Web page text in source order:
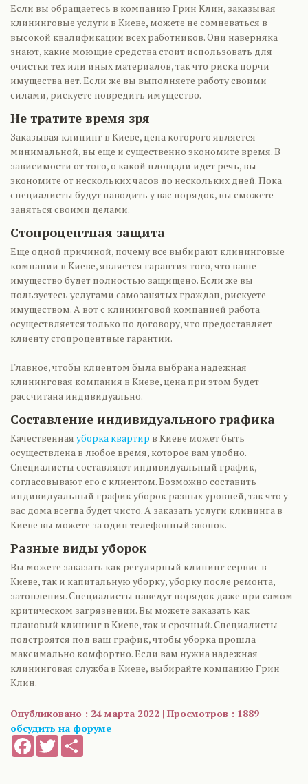
Если вы обращаетесь в компанию Грин Клин, заказывая
клининговые услуги в Киеве, можете не сомневаться в
высокой квалификации всех работников. Они наверняка
знают, какие моющие средства стоит использовать для
очистки тех или иных материалов, так что риска порчи
имущества нет. Если же вы выполняете работу своими
силами, рискуете повредить имущество.
Не тратите время зря
Заказывая клининг в Киеве, цена которого является
минимальной, вы еще и существенно экономите время. В
зависимости от того, о какой площади идет речь, вы
экономите от нескольких часов до нескольких дней. Пока
специалисты будут наводить у вас порядок, вы сможете
заняться своими делами.
Стопроцентная защита
Еще одной причиной, почему все выбирают клининговые
компании в Киеве, является гарантия того, что ваше
имущество будет полностью защищено. Если же вы
пользуетесь услугами самозанятых граждан, рискуете
имуществом. А вот с клининговой компанией работа
осуществляется только по договору, что предоставляет
клиенту стопроцентные гарантии.
Главное, чтобы клиентом была выбрана надежная
клининговая компания в Киеве, цена при этом будет
рассчитана индивидуально.
Составление индивидуального графика
Качественная уборка квартир в Киеве может быть
осуществлена в любое время, которое вам удобно.
Специалисты составляют индивидуальный график,
согласовывают его с клиентом. Возможно составить
индивидуальный график уборок разных уровней, так что у
вас дома всегда будет чисто. А заказать услуги клининга в
Киеве вы можете за один телефонный звонок.
Разные виды уборок
Вы можете заказать как регулярный клининг сервис в
Киеве, так и капитальную уборку, уборку после ремонта,
затопления. Специалисты наведут порядок даже при самом
критическом загрязнении. Вы можете заказать как
плановый клининг в Киеве, так и срочный. Специалисты
подстроятся под ваш график, чтобы уборка прошла
максимально комфортно. Если вам нужна надежная
клининговая служба в Киеве, выбирайте компанию Грин
Клин.
Опубликовано : 24 марта 2022 | Просмотров : 1889 |
обсудить на форуме
FacebookTwitter